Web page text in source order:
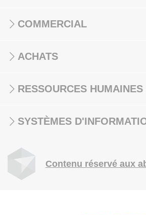
COMMERCIAL
ACHATS
RESSOURCES
SYSTÈMES
Contenu réservé aux